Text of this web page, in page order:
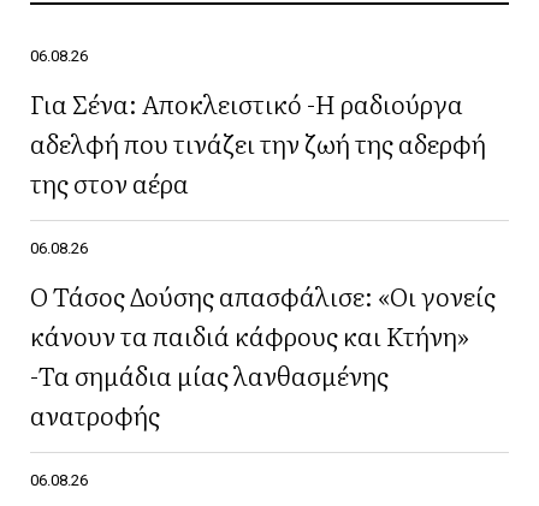
06.08.26
Για Σένα: Αποκλειστικό -Η ραδιούργα
αδελφή που τινάζει την ζωή της αδερφή
της στον αέρα
06.08.26
Ο Τάσος Δούσης απασφάλισε: «Οι γονείς
κάνουν τα παιδιά κάφρους και Κτήνη»
-Τα σημάδια μίας λανθασμένης
ανατροφής
06.08.26